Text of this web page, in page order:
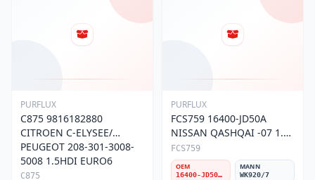
PURFLUX
C875 9816182880
CITROEN C-ELYSEE/
PEUGEOT 208-301-3008-
5008 1.5HDI EURO6
MAZOT FİLTRESİ
C875
PURFLUX
FCS759 16400-JD50A
NISSAN QASHQAI -07 1.5
RENAULT KOLEOS 2008
MAZOT FİLTRESİ
FCS759
OEM
16400-JD50A / 16400-JD52A
MANN
WK920/7